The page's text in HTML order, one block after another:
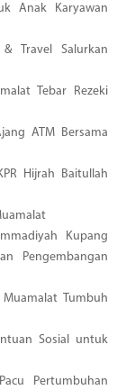
Anak Karyawan
Travel Salurkan
Tebar Rezeki
ATM Bersama
Hijrah Baitullah
Kupang
Pengembangan
Tumbuh
Sosial untuk
Pertumbuhan